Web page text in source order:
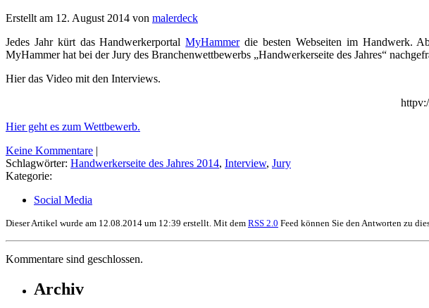
Erstellt am 12. August 2014 von malerdeck
Jedes Jahr kürt das HandwerkerportalMyHammerdie besten Webseiten im Handwerk.
MyHammer hat bei der Jury des Branchenwettbewerbs „Handwerkerseite des Jahres“
Hier das Video mit den Interviews.
Hier geht es zum Wettbewerb.
Keine Kommentare |
Schlagwörter: Handwerkerseite des Jahres 2014, Interview, Jury
Kategorie:
Social Media
Dieser Artikel wurde am 12.08.2014 um 12:39 erstellt. Mit dem RSS 2.0 Feed können Sie den Antworten zu
Kommentare sind geschlossen.
Archiv